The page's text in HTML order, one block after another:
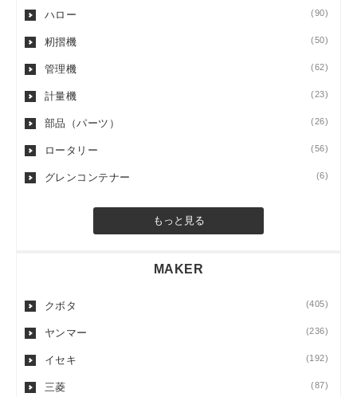
ハロー (90)
籾摺機 (50)
管理機 (62)
計量機 (23)
部品（パーツ） (26)
ロータリー (56)
グレンコンテナー (6)
もっと見る
MAKER
クボタ (405)
ヤンマー (236)
イセキ (192)
三菱 (87)